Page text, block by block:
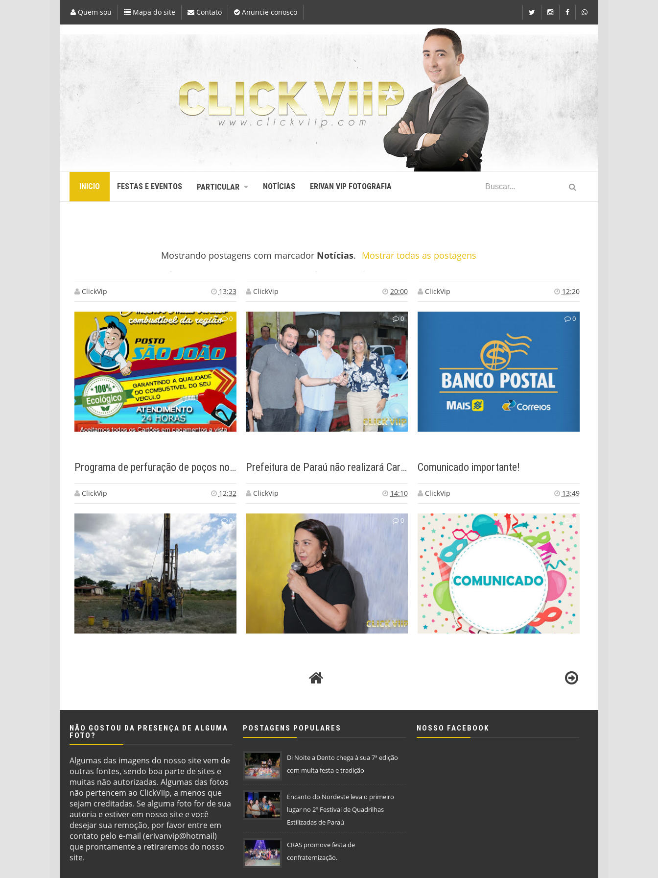
Quem sou Mapa do site Contato Anuncie conosco
INICIO FESTAS E EVENTOS PARTICULAR NOTÍCIAS ERIVAN VIP FOTOGRAFIA
Mostrando postagens com marcador Notícias. Mostrar todas as postagens
ClickVip 13:23
0
ClickVip 20:00
0
ClickVip 12:20
0
Programa de perfuração de poços no município de Paraú/RN
ClickVip 12:32
0
Prefeitura de Paraú não realizará Carnaval em 2018.
ClickVip 14:10
0
Comunicado importante!
ClickVip 13:49
0
NÃO GOSTOU DA PRESENÇA DE ALGUMA
FOTO?
Algumas das imagens do nosso site vem de
outras fontes, sendo boa parte de sites e
muitas não autorizadas. Algumas das fotos
não pertencem ao ClickViip, a menos que
sejam creditadas. Se alguma foto for de sua
autoria e estiver em nosso site e você
desejar sua remoção, por favor entre em
contato pelo e-mail (erivanvip@hotmail)
que prontamente a retiraremos do nosso
site.
POSTAGENS POPULARES
Di Noite a Dento chega à sua 7ª edição
com muita festa e tradição
Encanto do Nordeste leva o primeiro
lugar no 2º Festival de Quadrilhas
Estilizadas de Paraú
CRAS promove festa de
confraternização.
NOSSO FACEBOOK